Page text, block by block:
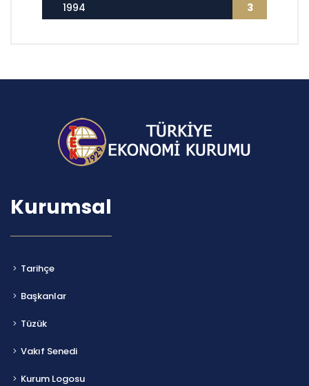
1994
3
Kurumsal
Tarihçe
Başkanlar
Tüzük
Vakıf Senedi
Kurum Logosu